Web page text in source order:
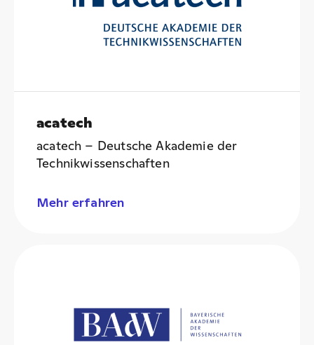
acatech
acatech – Deutsche Akademie der
Technikwissenschaften
Mehr erfahren